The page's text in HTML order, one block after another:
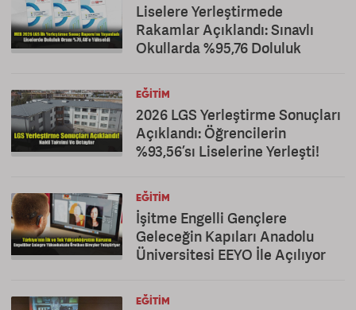
Liselere Yerleştirmede
Rakamlar Açıklandı: Sınavlı
Okullarda %95,76 Doluluk
EĞITIM
2026 LGS Yerleştirme Sonuçları
Açıklandı: Öğrencilerin
%93,56’sı Liselerine Yerleşti!
EĞITIM
İşitme Engelli Gençlere
Geleceğin Kapıları Anadolu
Üniversitesi EEYO İle Açılıyor
EĞITIM